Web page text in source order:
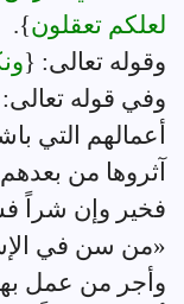
لعلكم تعقلون}.
وقوله تعالى: {
وفي قوله
أعمالهم التي
آثروها من
فخير وإن شراً
«من سن في
وأجر من عمل